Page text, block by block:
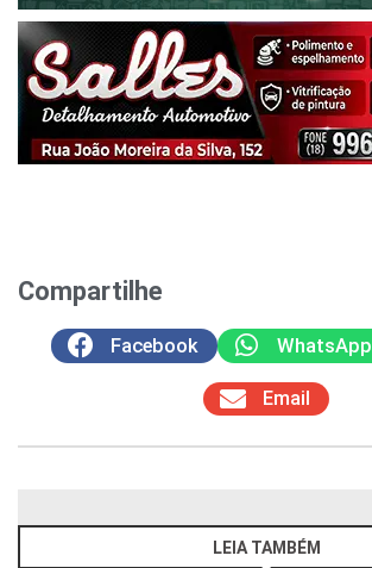
Compartilhe
Facebook WhatsApp
Email
LEIA TAMBÉM